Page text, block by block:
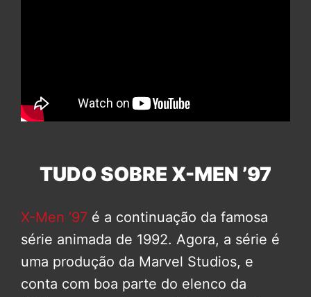
TUDO SOBRE X-MEN ’97
X-Men ’97 é a continuação da famosa
série animada de 1992. Agora, a série é
uma produção da Marvel Studios, e
conta com boa parte do elenco da